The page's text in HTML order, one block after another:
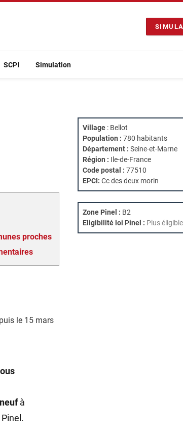
SCPI Simulation
proches
le 15 mars
à
Village : Bellot
Population : 780 habitants
Département : Seine-et-Marne
Région : Ile-de-France
Code postal : 77510
EPCI: Cc des deux morin
Zone Pinel : B2
Eligibilité loi Pinel : Plus